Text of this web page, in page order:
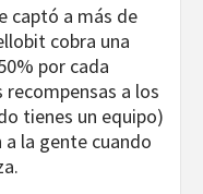
captó a más de
cobra una
por cada
recompensas a los
tienes un equipo)
a la gente cuando